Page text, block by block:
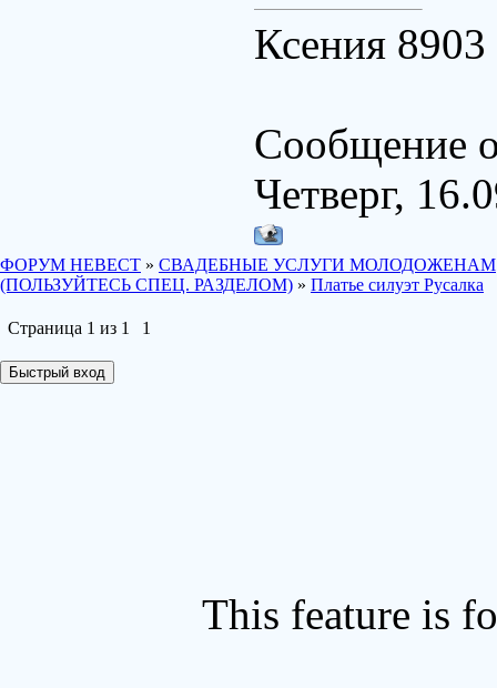
Ксения
Сообщение
Четверг,
ФОРУМ НЕВЕСТ » СВАДЕБНЫЕ УСЛУГИ МОЛОДОЖЕНАМ
(ПОЛЬЗУЙТЕСЬ СПЕЦ. РАЗДЕЛОМ) » Платье силуэт Русалка
Страница 1 из 1 1
This feature is